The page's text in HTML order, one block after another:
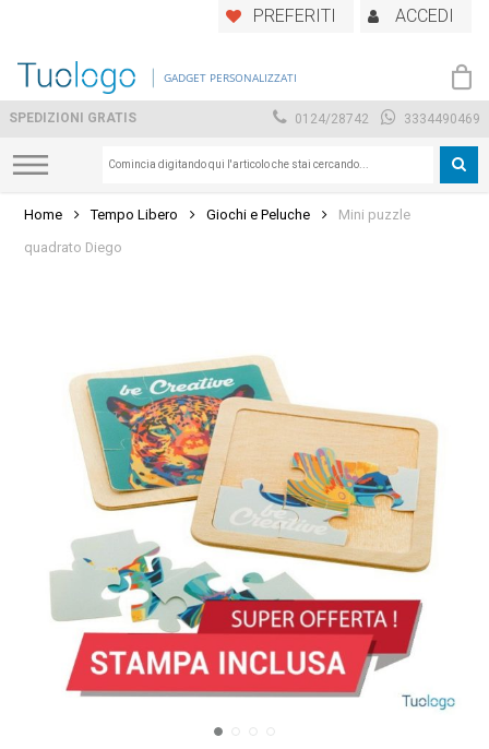
main
PREFERITI ACCEDI
GADGET PERSONALIZZATI
SPEDIZIONI GRATIS 0124/28742 3334490469
Home Tempo Libero Giochi e Peluche
Mini puzzle
quadrato Diego